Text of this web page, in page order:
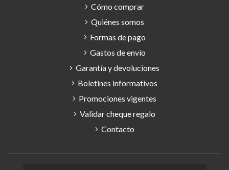
Cómo comprar
Quiénes somos
Formas de pago
Gastos de envío
Garantía y devoluciones
Boletines informativos
Promociones vigentes
Validar cheque regalo
Contacto